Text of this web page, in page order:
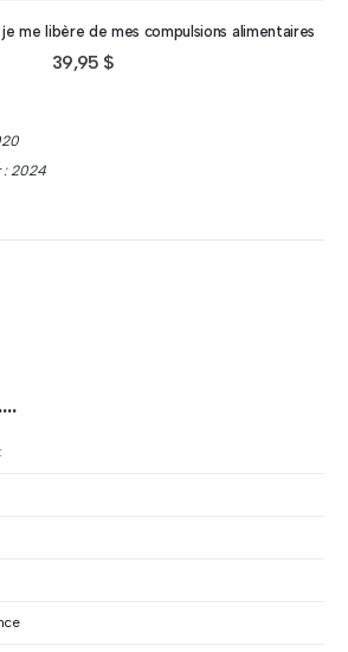
me libère de mes compulsions alimentaires
39,95 $
: 2024